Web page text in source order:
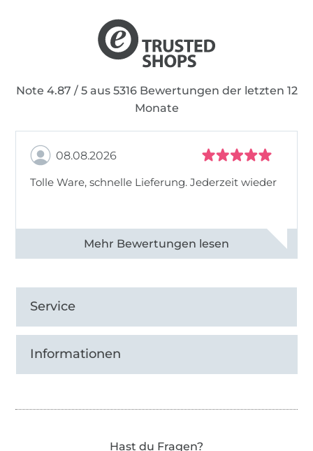
Note 4.87 / 5 aus 5316 Bewertungen der letzten 12
Monate
08.08.2026
Tolle Ware, schnelle Lieferung. Jederzeit wieder
Alle 83013 Bewertungen ansehen
Service
Informationen
Hast du Fragen?